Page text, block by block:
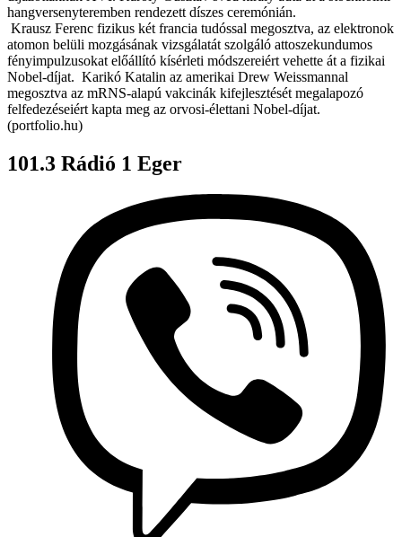
hangversenyteremben rendezett díszes ceremónián.
Krausz Ferenc fizikus két francia tudóssal megosztva, az elektronok
atomon belüli mozgásának vizsgálatát szolgáló attoszekundumos
fényimpulzusokat előállító kísérleti módszereiért vehette át a fizikai
Nobel-díjat. Karikó Katalin az amerikai Drew Weissmannal
megosztva az mRNS-alapú vakcinák kifejlesztését megalapozó
felfedezéseiért kapta meg az orvosi-élettani Nobel-díjat.
(portfolio.hu)
101.3 Rádió 1 Eger